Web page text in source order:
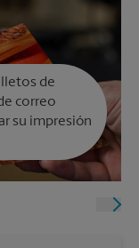
de
correo
su impresión